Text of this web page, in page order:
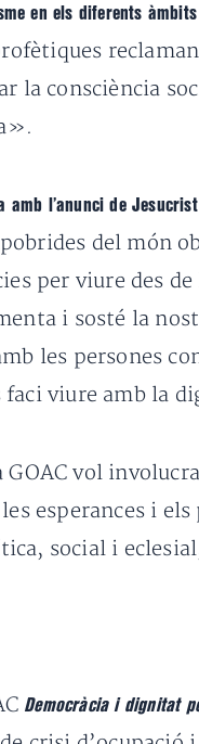
en els diferents
la consciència
amb l’anunci de
del món
per viure des
i sosté la
les persones
faci viure amb la
GOAC vol
esperances i
social i
Democràcia i dignitat